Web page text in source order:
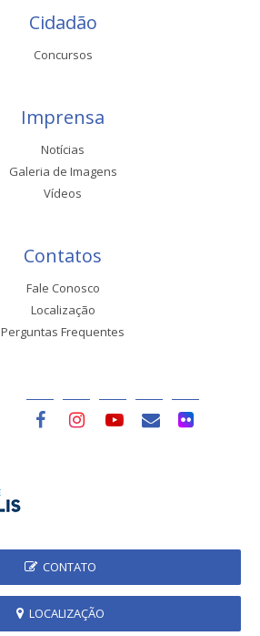
Cidadão
Concursos
Imprensa
Notícias
Galeria de Imagens
Vídeos
Contatos
Fale Conosco
Localização
Perguntas Frequentes
CONTATO
LOCALIZAÇÃO